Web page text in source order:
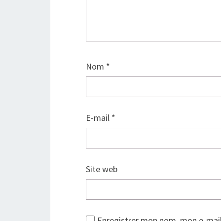
Nom *
E-mail *
Site web